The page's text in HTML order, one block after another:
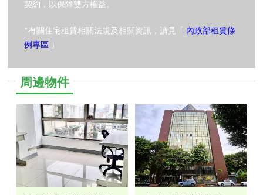
契約，以保障雙方權益。
*有關住宅租賃相關法規及相關資訊，請見「 內政部租賃條
例專區 」
周邊物件